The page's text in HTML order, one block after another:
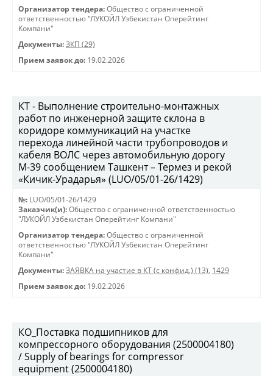
Организатор тендера: Общество с ограниченной
ответственностью "ЛУКОЙЛ Узбекистан Оперейтинг
Компани"
Документы: ЗКП (29)
Прием заявок до: 19.02.2026
КТ - Выполнение строительно-монтажных
работ по инженерной защите склона в
коридоре коммуникаций на участке
перехода линейной части трубопроводов и
кабеля ВОЛС через автомобильную дорогу
М-39 сообщением Ташкент – Термез и рекой
«Кичик-Урадарья» (LUO/05/01-26/1429)
№: LUO/05/01-26/1429
Заказчик(и): Общество с ограниченной ответственностью
"ЛУКОЙЛ Узбекистан Оперейтинг Компани"
Организатор тендера: Общество с ограниченной
ответственностью "ЛУКОЙЛ Узбекистан Оперейтинг
Компани"
Документы: ЗАЯВКА на участие в КТ (с конфид.) (13), 1429
Прием заявок до: 19.02.2026
КО_Поставка подшипников для
компрессорного оборудования (2500004180)
/ Supply of bearings for compressor
equipment (2500004180)